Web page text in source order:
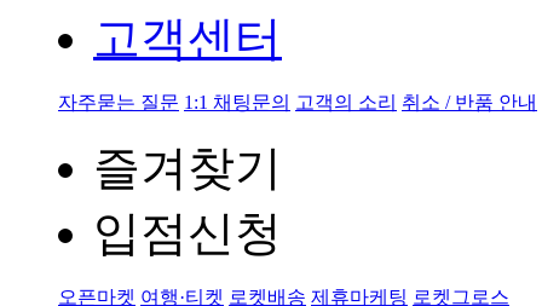
고객센터
자주묻는 질문 1:1 채팅문의 고객의 소리 취소 / 반품 안내
즐겨찾기
입점신청
오픈마켓 여행·티켓 로켓배송 제휴마케팅 로켓그로스